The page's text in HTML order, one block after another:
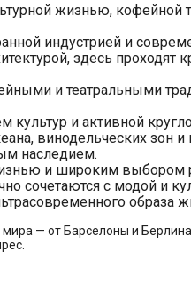
жизнью,
индустрией и
здесь проходят
и театральными
и активной
винодельческих зон и
наследием.
и широким выбором
сочетаются с модой и
образа
— от Барселоны и